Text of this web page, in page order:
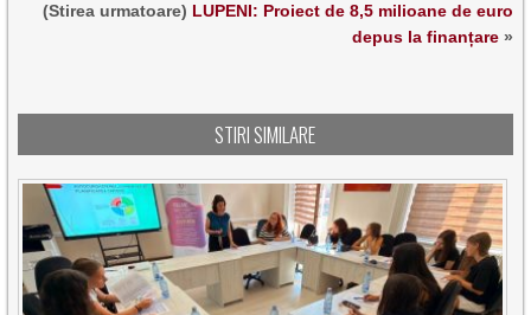
(Stirea urmatoare) LUPENI: Proiect de 8,5 milioane de euro
depus la finanțare»
STIRI SIMILARE